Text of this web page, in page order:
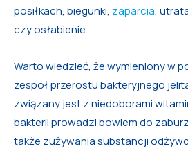
posiłkach, biegunki, zaparcia,
czy osłabienie.
Warto wiedzieć, że wymieniony w
zespół przerostu bakteryjnego
związany jest z niedoborami
bakterii prowadzi bowiem do
także zużywania substancji